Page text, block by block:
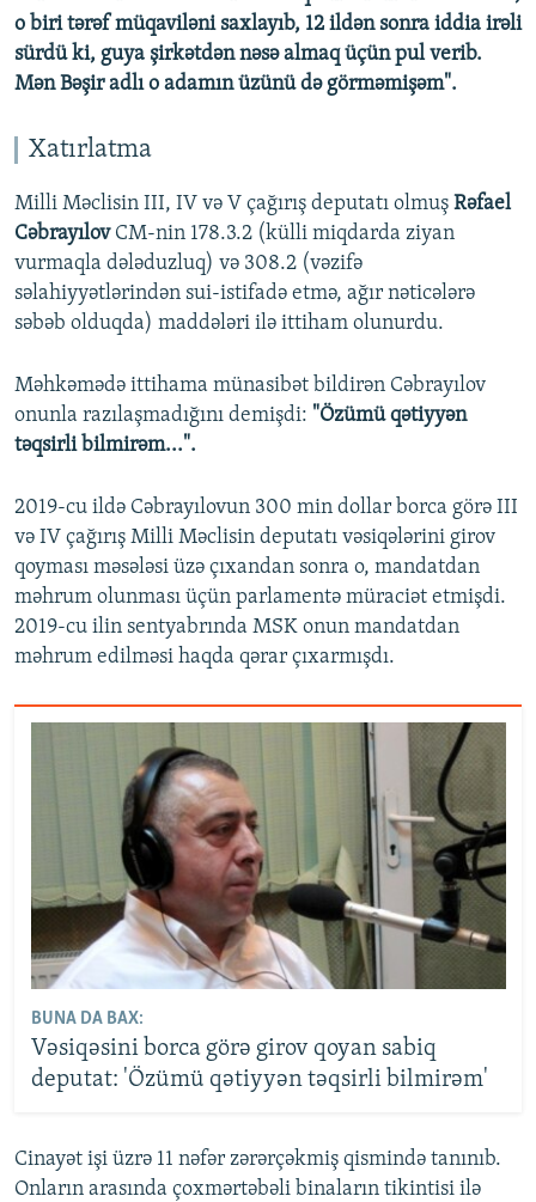
o biri tərəf müqaviləni saxlayıb, 12 ildən sonra iddia irəli
sürdü ki, guya şirkətdən nəsə almaq üçün pul verib.
Mən Bəşir adlı o adamın üzünü də görməmişəm".
Xatırlatma
Milli Məclisin III, IV və V çağırış deputatı olmuş Rəfael
CəbrayılovCM-nin 178.3.2 (külli miqdarda ziyan
vurmaqla dələduzluq) və 308.2 (vəzifə
səlahiyyətlərindən sui-istifadə etmə, ağır nəticələrə
səbəb olduqda) maddələri ilə ittiham olunurdu.
Məhkəmədə ittihama münasibət bildirən Cəbrayılov
onunla razılaşmadığını demişdi: "Özümü qətiyyən
təqsirli bilmirəm...".
2019-cu ildə Cəbrayılovun 300 min dollar borca görə III
və IV çağırış Milli Məclisin deputatı vəsiqələrini girov
qoyması məsələsi üzə çıxandan sonra o, mandatdan
məhrum olunması üçün parlamentə müraciət etmişdi.
2019-cu ilin sentyabrında MSK onun mandatdan
məhrum edilməsi haqda qərar çıxarmışdı.
BUNA DA BAX:
Vəsiqəsini borca görə girov qoyan sabiq
deputat: 'Özümü qətiyyən təqsirli bilmirəm'
Cinayət işi üzrə 11 nəfər zərərçəkmiş qismində tanınıb.
Onların arasında çoxmərtəbəli binaların tikintisi ilə